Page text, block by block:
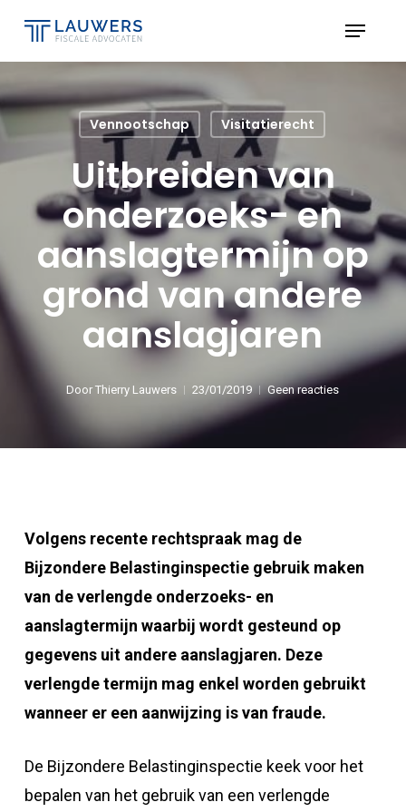
content
Menu
Vennootschap Visitatierecht
Uitbreiden van
onderzoeks- en
aanslagtermijn op
grond van andere
aanslagjaren
Door Thierry Lauwers 23/01/2019 Geen reacties
Volgens recente rechtspraak mag de
Bijzondere Belastinginspectie gebruik maken
van de verlengde onderzoeks- en
aanslagtermijn waarbij wordt gesteund op
gegevens uit andere aanslagjaren. Deze
verlengde termijn mag enkel worden gebruikt
wanneer er een aanwijzing is van fraude.
De Bijzondere Belastinginspectie keek voor het
bepalen van het gebruik van een verlengde
Close